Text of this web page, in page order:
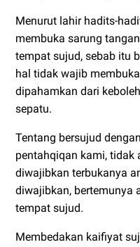
Menurut lahir hadits-
membuka sarung
tempat sujud, sebab itu
hal tidak wajib
dipahamkan dari
sepatu.
Tentang bersujud
pentahqiqan kami, tidak
diwajibkan terbukanya
diwajibkan, bertemunya
tempat sujud.
Membedakan kaifiyat